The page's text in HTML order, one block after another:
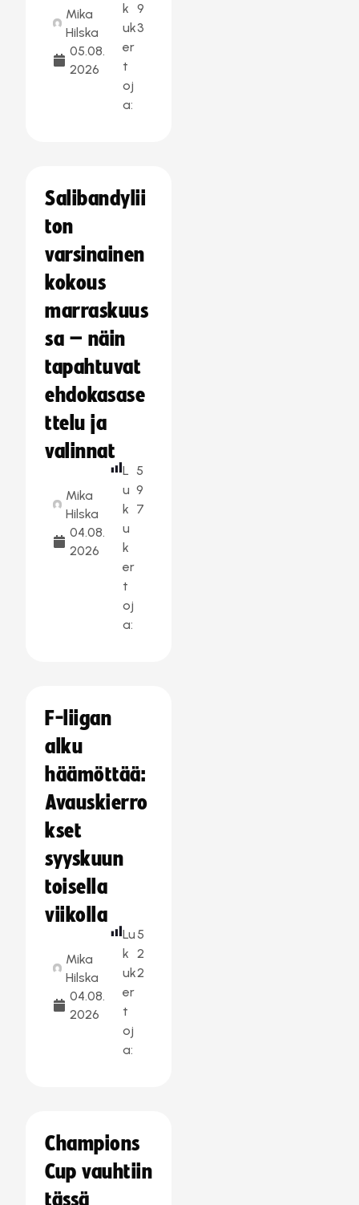
Mika
Hilska
05.08.
2026
k
uk
er
t
oj
a:
9
3
Salibandylii
ton
varsinainen
kokous
marraskuus
sa – näin
tapahtuvat
ehdokasase
ttelu ja
valinnat
Mika
Hilska
04.08.
2026
L
u
k
u
k
er
t
oj
a:
5
9
7
F-liigan
alku
häämöttää:
Avauskierro
kset
syyskuun
toisella
viikolla
Mika
Hilska
04.08.
2026
Lu
k
uk
er
t
oj
a:
5
2
2
Champions
Cup vauhtiin
tässä